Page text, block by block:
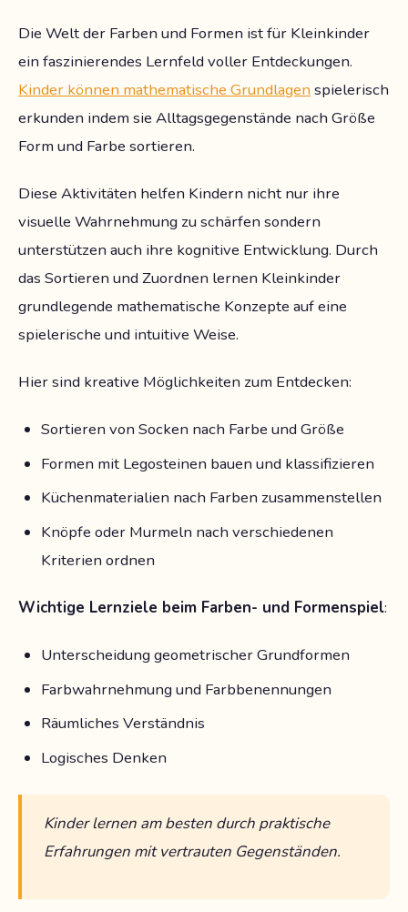
Die Welt der Farben und Formen ist für Kleinkinder
ein faszinierendes Lernfeld voller Entdeckungen.
Kinder können mathematische Grundlagen spielerisch
erkunden indem sie Alltagsgegenstände nach Größe
Form und Farbe sortieren.
Diese Aktivitäten helfen Kindern nicht nur ihre
visuelle Wahrnehmung zu schärfen sondern
unterstützen auch ihre kognitive Entwicklung. Durch
das Sortieren und Zuordnen lernen Kleinkinder
grundlegende mathematische Konzepte auf eine
spielerische und intuitive Weise.
Hier sind kreative Möglichkeiten zum Entdecken:
Sortieren von Socken nach Farbe und Größe
Formen mit Legosteinen bauen und klassifizieren
Küchenmaterialien nach Farben zusammenstellen
Knöpfe oder Murmeln nach verschiedenen
Kriterien ordnen
Wichtige Lernziele beim Farben- und Formenspiel:
Unterscheidung geometrischer Grundformen
Farbwahrnehmung und Farbbenennungen
Räumliches Verständnis
Logisches Denken
Kinder lernen am besten durch praktische
Erfahrungen mit vertrauten Gegenständen.